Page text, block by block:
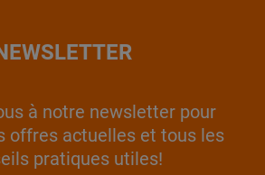
à notre newsletter pour
offres actuelles et tous les
pratiques utiles!